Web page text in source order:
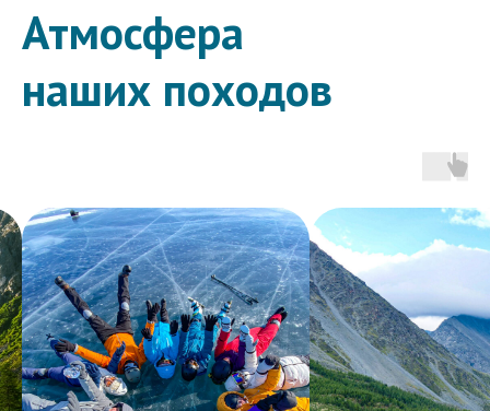
Атмосфера
наших походов